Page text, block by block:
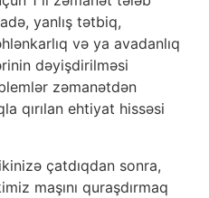
yanlış tətbiq,
və ya avadanlıq
dəyişdirilməsi
zəmanətdən
qırılan ehtiyat hissəsi
çatdıqdan sonra,
maşını quraşdırmaq